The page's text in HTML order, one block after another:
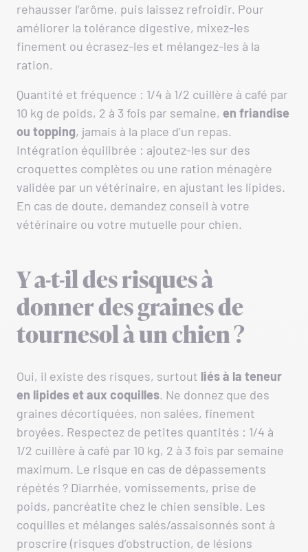
rehausser l’arôme, puis laissez refroidir. Pour
améliorer la tolérance digestive, mixez-les
finement ou écrasez-les et mélangez-les à la
ration.
Quantité et fréquence : 1/4 à 1/2 cuillère à café par
10 kg de poids, 2 à 3 fois par semaine, en friandise
ou topping, jamais à la place d’un repas.
Intégration équilibrée : ajoutez-les sur des
croquettes complètes ou une ration ménagère
validée par un vétérinaire, en ajustant les lipides.
En cas de doute, demandez conseil à votre
vétérinaire ou votre mutuelle pour chien.
Y a-t-il des risques à
donner des graines de
tournesol à un chien ?
Oui, il existe des risques, surtout liés à la teneur
en lipides et aux coquilles. Ne donnez que des
graines décortiquées, non salées, finement
broyées. Respectez de petites quantités : 1/4 à
1/2 cuillère à café par 10 kg, 2 à 3 fois par semaine
maximum. Le risque en cas de dépassements
répétés ? Diarrhée, vomissements, prise de
poids, pancréatite chez le chien sensible. Les
coquilles et mélanges salés/assaisonnés sont à
proscrire (risques d’obstruction, de lésions